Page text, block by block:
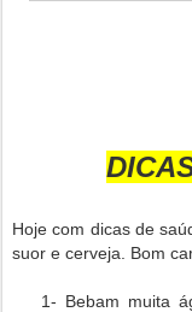
Hoje com dicas de
suor e cerveja. Bom
1- Bebam muita